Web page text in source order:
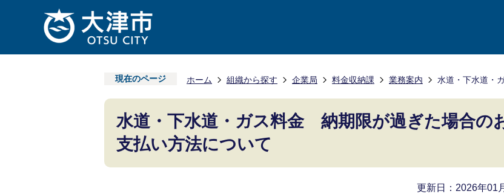
現在のページ ホーム 組織から探す 企業局 料金収納課 業務案内 水道・下水道・
水道・下水道・ガス料金 納期限が過ぎた場合の
支払い方法について
更新日：2026年01